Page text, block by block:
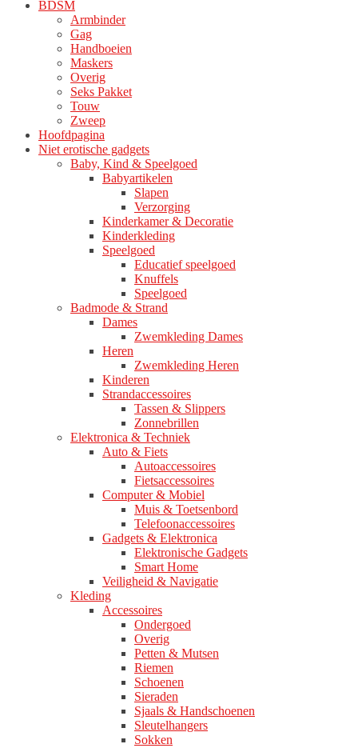
BDSM
Armbinder
Gag
Handboeien
Maskers
Overig
Seks Pakket
Touw
Zweep
Hoofdpagina
Niet erotische gadgets
Baby, Kind & Speelgoed
Babyartikelen
Slapen
Verzorging
Kinderkamer & Decoratie
Kinderkleding
Speelgoed
Educatief speelgoed
Knuffels
Speelgoed
Badmode & Strand
Dames
Zwemkleding Dames
Heren
Zwemkleding Heren
Kinderen
Strandaccessoires
Tassen & Slippers
Zonnebrillen
Elektronica & Techniek
Auto & Fiets
Autoaccessoires
Fietsaccessoires
Computer & Mobiel
Muis & Toetsenbord
Telefoonaccessoires
Gadgets & Elektronica
Elektronische Gadgets
Smart Home
Veiligheid & Navigatie
Kleding
Accessoires
Ondergoed
Overig
Petten & Mutsen
Riemen
Schoenen
Sieraden
Sjaals & Handschoenen
Sleutelhangers
Sokken